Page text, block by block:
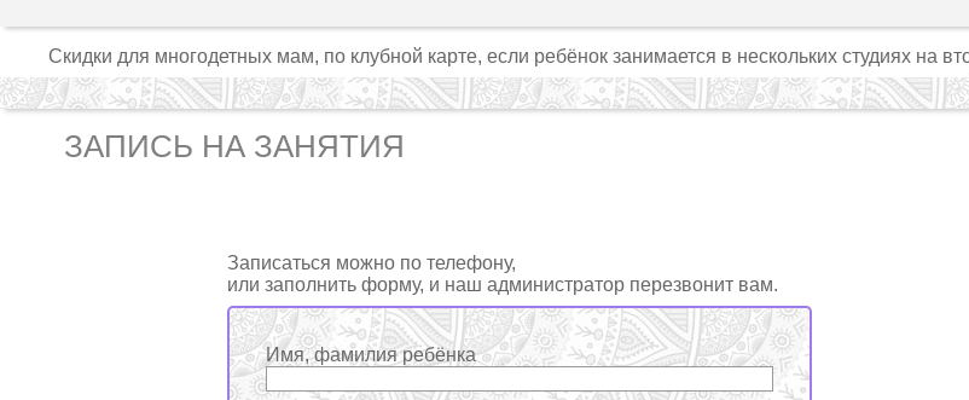
Скидки для многодетных мам, по клубной карте, если ребёнок занимается в нескольких студиях на
ЗАПИСЬ НА ЗАНЯТИЯ
Записаться можно по телефону,
или заполнить форму, и наш администратор перезвонит вам.
Имя, фамилия ребёнка